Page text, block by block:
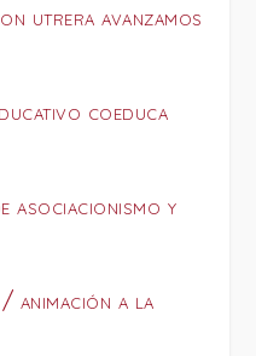
utrera avanzamos
coeduca
asociacionismo y
animación a la